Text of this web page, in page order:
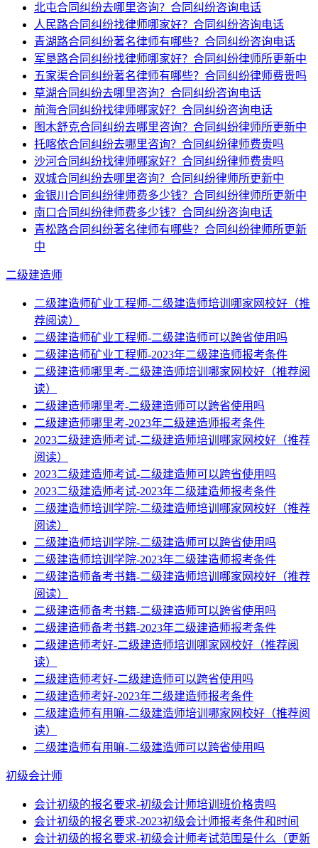
北屯合同纠纷去哪里咨询？合同纠纷咨询电话
人民路合同纠纷找律师哪家好？合同纠纷咨询电话
青湖路合同纠纷著名律师有哪些？合同纠纷咨询电话
军垦路合同纠纷找律师哪家好？合同纠纷律师所更新中
五家渠合同纠纷著名律师有哪些？合同纠纷律师费贵吗
草湖合同纠纷去哪里咨询？合同纠纷咨询电话
前海合同纠纷找律师哪家好？合同纠纷咨询电话
图木舒克合同纠纷去哪里咨询？合同纠纷律师所更新中
托喀依合同纠纷去哪里咨询？合同纠纷律师费贵吗
沙河合同纠纷找律师哪家好？合同纠纷律师费贵吗
双城合同纠纷去哪里咨询？合同纠纷律师所更新中
金银川合同纠纷律师费多少钱？合同纠纷律师所更新中
南口合同纠纷律师费多少钱？合同纠纷咨询电话
青松路合同纠纷著名律师有哪些？合同纠纷律师所更新
中
二级建造师
二级建造师矿业工程师-二级建造师培训哪家网校好（推
荐阅读）
二级建造师矿业工程师-二级建造师可以跨省使用吗
二级建造师矿业工程师-2023年二级建造师报考条件
二级建造师哪里考-二级建造师培训哪家网校好（推荐阅
读）
二级建造师哪里考-二级建造师可以跨省使用吗
二级建造师哪里考-2023年二级建造师报考条件
2023二级建造师考试-二级建造师培训哪家网校好（推荐
阅读）
2023二级建造师考试-二级建造师可以跨省使用吗
2023二级建造师考试-2023年二级建造师报考条件
二级建造师培训学院-二级建造师培训哪家网校好（推荐
阅读）
二级建造师培训学院-二级建造师可以跨省使用吗
二级建造师培训学院-2023年二级建造师报考条件
二级建造师备考书籍-二级建造师培训哪家网校好（推荐
阅读）
二级建造师备考书籍-二级建造师可以跨省使用吗
二级建造师备考书籍-2023年二级建造师报考条件
二级建造师考好-二级建造师培训哪家网校好（推荐阅
读）
二级建造师考好-二级建造师可以跨省使用吗
二级建造师考好-2023年二级建造师报考条件
二级建造师有用嘛-二级建造师培训哪家网校好（推荐阅
读）
二级建造师有用嘛-二级建造师可以跨省使用吗
初级会计师
会计初级的报名要求-初级会计师培训班价格贵吗
会计初级的报名要求-2023初级会计师报考条件和时间
会计初级的报名要求-初级会计师考试范围是什么（更新